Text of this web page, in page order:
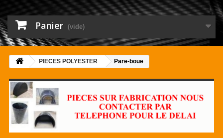
Panier (vide)
PIECES POLYESTER Pare-boue